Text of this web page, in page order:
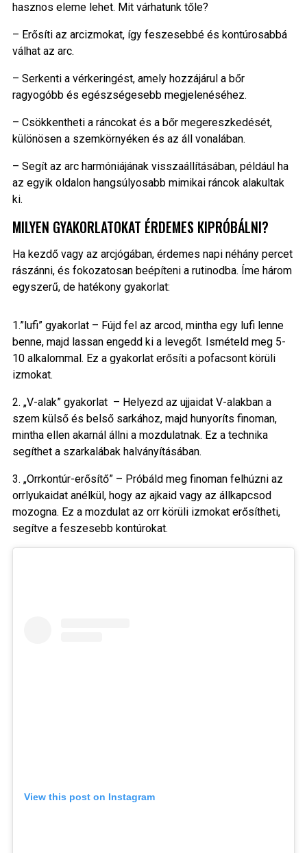
hasznos eleme lehet. Mit várhatunk tőle?
– Erősíti az arcizmokat, így feszesebbé és kontúrosabbá
válhat az arc.
– Serkenti a vérkeringést, amely hozzájárul a bőr
ragyogóbb és egészségesebb megjelenéséhez.
– Csökkentheti a ráncokat és a bőr megereszkedését,
különösen a szemkörnyéken és az áll vonalában.
– Segít az arc harmóniájának visszaállításában, például ha
az egyik oldalon hangsúlyosabb mimikai ráncok alakultak
ki.
MILYEN GYAKORLATOKAT ÉRDEMES KIPRÓBÁLNI?
Ha kezdő vagy az arcjógában, érdemes napi néhány percet
rászánni, és fokozatosan beépíteni a rutinodba. Íme három
egyszerű, de hatékony gyakorlat:
1.”lufi” gyakorlat – Fújd fel az arcod, mintha egy lufi lenne
benne, majd lassan engedd ki a levegőt. Ismételd meg 5-
10 alkalommal. Ez a gyakorlat erősíti a pofacsont körüli
izmokat.
2. „V-alak” gyakorlat – Helyezd az ujjaidat V-alakban a
szem külső és belső sarkához, majd hunyoríts finoman,
mintha ellen akarnál állni a mozdulatnak. Ez a technika
segíthet a szarkalábak halványításában.
3. „Orrkontúr-erősítő” – Próbáld meg finoman felhúzni az
orrlyukaidat anélkül, hogy az ajkaid vagy az állkapcsod
mozogna. Ez a mozdulat az orr körüli izmokat erősítheti,
segítve a feszesebb kontúrokat.
View this post on Instagram